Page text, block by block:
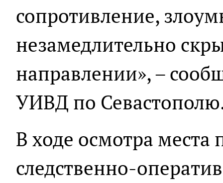
сопротивление,
незамедлительно
направлении», –
УИВД по
В ходе осмотра места
следственно-